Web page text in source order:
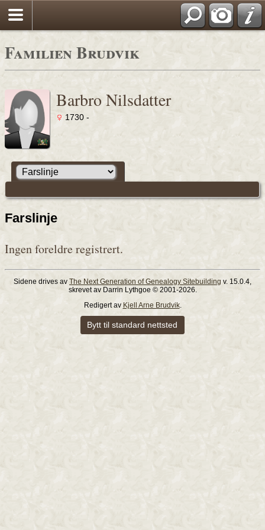
Familien Brudvik
Barbro Nilsdatter
1730 -
Farslinje
Ingen foreldre registrert.
Sidene drives av The Next Generation of Genealogy Sitebuilding v. 15.0.4,
skrevet av Darrin Lythgoe © 2001-2026.
Redigert av Kjell Arne Brudvik.
Bytt til standard nettsted